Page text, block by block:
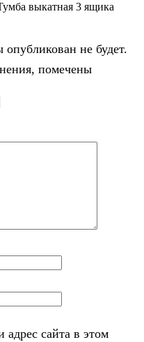
выкатная 3 ящика
не будет.
помечены
сайта в этом